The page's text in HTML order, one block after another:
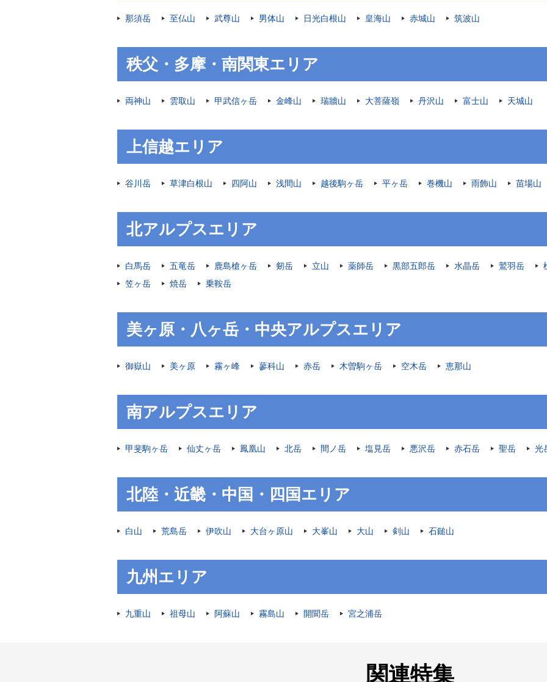
那須岳 至仏山 武尊山 男体山 日光白根山 皇海山 赤城山 筑波山
秩父・多摩・南関東エリア
両神山 雲取山 甲武信ヶ岳 金峰山 瑞牆山 大菩薩嶺 丹沢山 富士山 天城山
上信越エリア
谷川岳 草津白根山 四阿山 浅間山 越後駒ヶ岳 平ヶ岳 巻機山 雨飾山 苗場山
北アルプスエリア
白馬岳 五竜岳 鹿島槍ヶ岳 剱岳 立山 薬師岳 黒部五郎岳 水晶岳 鷲羽岳
笠ヶ岳
焼岳 乗鞍岳
美ヶ原・八ヶ岳・中央アルプスエリア
御嶽山 美ヶ原 霧ヶ峰 蓼科山 赤岳 木曽駒ヶ岳 空木岳 恵那山
南アルプスエリア
甲斐駒ヶ岳 仙丈ヶ岳 鳳凰山 北岳 間ノ岳 塩見岳 悪沢岳 赤石岳 聖岳 光
北陸・近畿・中国・四国エリア
白山 荒島岳 伊吹山 大台ヶ原山 大峯山 大山 剣山 石鎚山
九州エリア
九重山 祖母山 阿蘇山 霧島山 開聞岳 宮之浦岳
関連特集